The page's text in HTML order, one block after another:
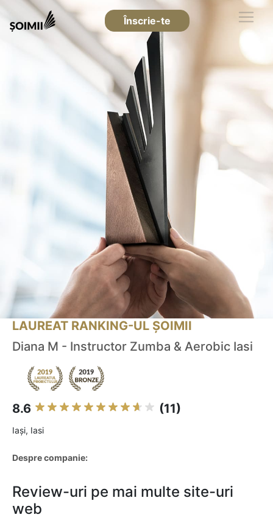
Înscrie-te
LAUREAT RANKING-UL ȘOIMII
Diana M - Instructor Zumba & Aerobic Iasi
8.6 (11)
Iaşi, Iasi
Despre companie:
Review-uri pe mai multe site-uri
web